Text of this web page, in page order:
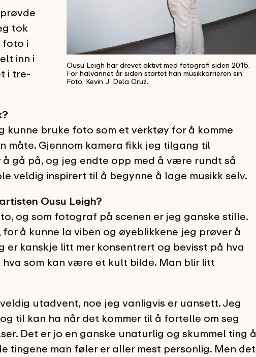
Ousu Leigh har drevet aktivt med fotografi siden 2015.
For halvannet år siden startet han musikkarrieren sin.
Foto: Kevin J. Dela Cruz.
tok
foto i
inn i
i tre-
kunne bruke foto som et verktøy for å komme
måte. Gjennom kamera fikk jeg tilgang til
gå på, og jeg endte opp med å være rundt så
veldig inspirert til å begynne å lage musikk selv.
Ousu Leigh?
og som fotograf på scenen er jeg ganske stille.
å kunne la viben og øyeblikkene jeg prøver å
kanskje litt mer konsentrert og bevisst på hva
som kan være et kult bilde. Man blir litt
utadvent, noe jeg vanligvis er uansett. Jeg
til kan ha når det kommer til å fortelle om seg
Det er jo en ganske unaturlig og skummel ting å
tingene man føler er aller mest personlig. Men det